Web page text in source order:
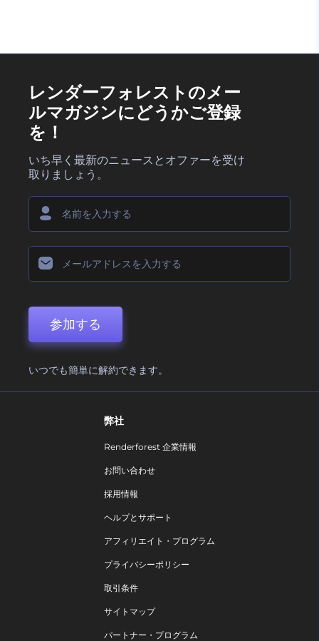
レンダーフォレストのメー
ルマガジンにどうかご登録
を！
いち早く最新のニュースとオファーを受け
取りましょう。
参加する
いつでも簡単に解約できます。
弊社
Renderforest 企業情報
お問い合わせ
採用情報
ヘルプとサポート
アフィリエイト・プログラム
プライバシーポリシー
取引条件
サイトマップ
パートナー・プログラム